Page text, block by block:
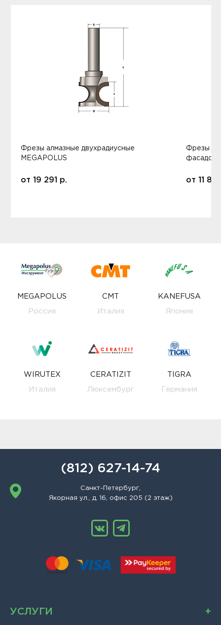
Фрезы алмазные двухрадиусные
MEGAPOLUS
от 19 291 р.
Фрезы
фасадов
от 11
MEGAPOLUS
Россия
CMT
Италия
KANEFUSA
Япония
WIRUTEX
Италия
CERATIZIT
Люксембург
TIGRA
Германия
(812) 627-14-74
Санкт-Петербург,
Якорная ул., д. 16, офис 205 (2 этаж)
УСЛУГИ